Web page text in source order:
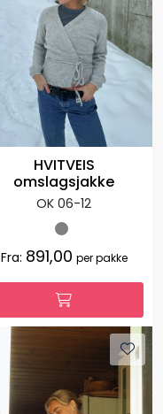
HVITVEIS
omslagsjakke
OK 06-12
Fra: 891,00 per pakke